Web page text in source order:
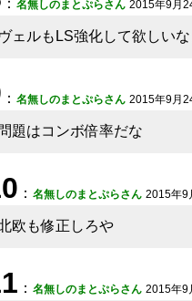
： 名無しのまとぷらさん 2015年9月
ェルもLS強化して欲しいな
： 名無しのまとぷらさん 2015年9月
題はコンボ倍率だな
： 名無しのまとぷらさん 2015年9
欧も修正しろや
： 名無しのまとぷらさん 2015年9